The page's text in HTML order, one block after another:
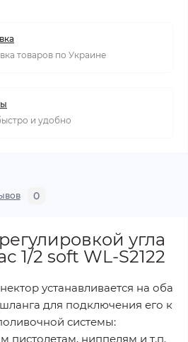
товаров по Украине
и удобно
0
угла
1/2 soft WL-S2122
устанавливается на оба
для подключения его к
системы:
пистолетам, ниппелям и т.п.